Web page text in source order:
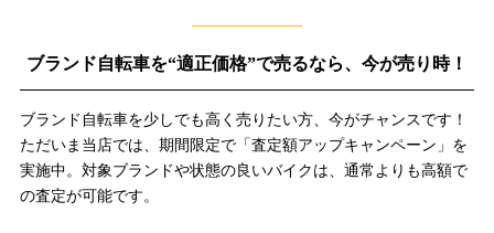
ブランド自転車を“適正価格”で売るなら、今が売り時！
ブランド自転車を少しでも高く売りたい方、今がチャンスです！
ただいま当店では、期間限定で「査定額アップキャンペーン」を
実施中。対象ブランドや状態の良いバイクは、通常よりも高額で
の査定が可能です。